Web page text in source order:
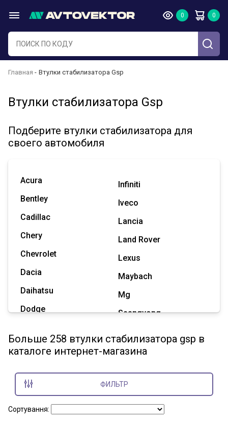
Главная Втулки стабилизатора Gsp
Втулки стабилизатора Gsp
Подберите втулки стабилизатора для
своего автомобиля
Acura
Bentley
Cadillac
Chery
Chevrolet
Dacia
Daihatsu
Dodge
Great Wall
Hummer
Infiniti
Iveco
Lancia
Land Rover
Lexus
Maybach
Mg
Ssangyong
Tesla
Показать все марки
Больше 258 втулки стабилизатора gsp в
каталоге интернет-магазина
ФИЛЬТР
Сортування: